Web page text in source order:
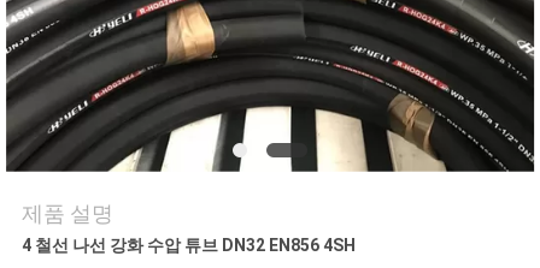
기
소
식
조
제품 설명
4 철선 나선 강화 수압 튜브 DN32 EN856 4SH